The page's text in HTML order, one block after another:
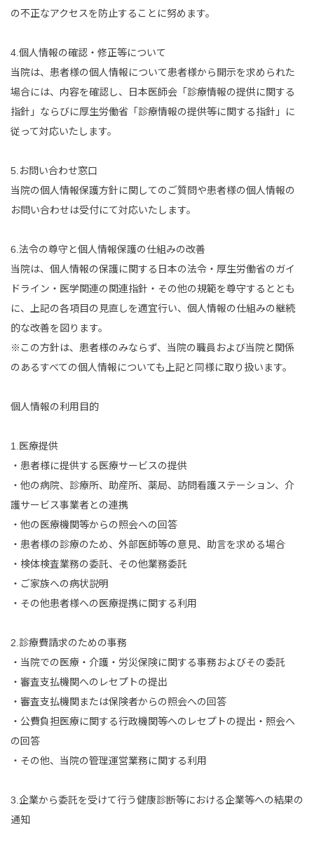
の不正なアクセスを防止することに努めます。
4.個人情報の確認・修正等について
当院は、患者様の個人情報について患者様から開示を求められた
場合には、内容を確認し、日本医師会「診療情報の提供に関する
指針」ならびに厚生労働省「診療情報の提供等に関する指針」に
従って対応いたします。
5.お問い合わせ窓口
当院の個人情報保護方針に関してのご質問や患者様の個人情報の
お問い合わせは受付にて対応いたします。
6.法令の尊守と個人情報保護の仕組みの改善
当院は、個人情報の保護に関する日本の法令・厚生労働省のガイ
ドライン・医学関連の関連指針・その他の規範を尊守するととも
に、上記の各項目の見直しを適宜行い、個人情報の仕組みの継続
的な改善を図ります。
※この方針は、患者様のみならず、当院の職員および当院と関係
のあるすべての個人情報についても上記と同様に取り扱います。
個人情報の利用目的
1.医療提供
・患者様に提供する医療サービスの提供
・他の病院、診療所、助産所、薬局、訪問看護ステーション、介
護サービス事業者との連携
・他の医療機関等からの照会への回答
・患者様の診療のため、外部医師等の意見、助言を求める場合
・検体検査業務の委託、その他業務委託
・ご家族への病状説明
・その他患者様への医療提携に関する利用
2.診療費請求のための事務
・当院での医療・介護・労災保険に関する事務およびその委託
・審査支払機関へのレセプトの提出
・審査支払機関または保険者からの照会への回答
・公費負担医療に関する行政機関等へのレセプトの提出・照会へ
の回答
・その他、当院の管理運営業務に関する利用
3.企業から委託を受けて行う健康診断等における企業等への結果の
通知